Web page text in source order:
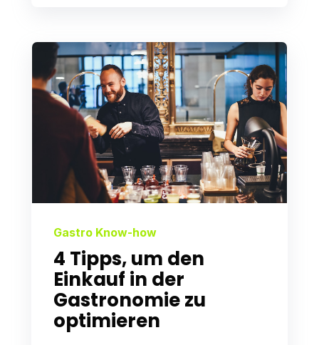
Gastro Know-how
4 Tipps, um den
Einkauf in der
Gastronomie zu
optimieren